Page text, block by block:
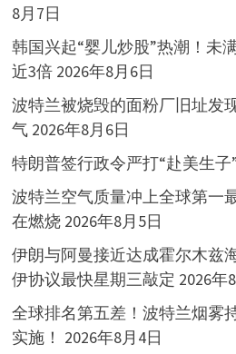
8月7日
韩国兴起“婴儿炒股”热潮！未
近3倍 2026年8月6日
波特兰被烧毁的面粉厂旧址发
气 2026年8月6日
特朗普签行政令严打“赴美生子”
波特兰空气质量冲上全球第一
在燃烧 2026年8月5日
伊朗与阿曼接近达成霍尔木兹
伊协议最快星期三敲定 2026年
全球排名第五差！波特兰烟雾
实施！ 2026年8月4日